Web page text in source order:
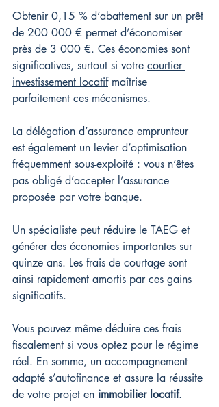
Obtenir 0,15 % d’abattement sur un prêt
de 200 000 € permet d’économiser
près de 3 000 €. Ces économies sont
significatives, surtout si votre courtier
investissement locatif maîtrise
parfaitement ces mécanismes.
La délégation d’assurance emprunteur
est également un levier d’optimisation
fréquemment sous-exploité : vous n’êtes
pas obligé d’accepter l’assurance
proposée par votre banque.
Un spécialiste peut réduire le TAEG et
générer des économies importantes sur
quinze ans. Les frais de courtage sont
ainsi rapidement amortis par ces gains
significatifs.
Vous pouvez même déduire ces frais
fiscalement si vous optez pour le régime
réel. En somme, un accompagnement
adapté s’autofinance et assure la réussite
de votre projet en immobilier locatif.